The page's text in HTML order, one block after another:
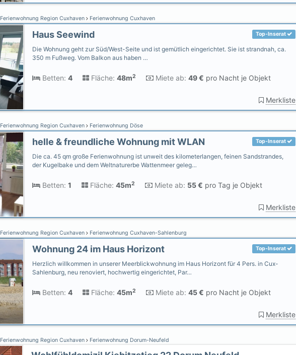
Ferienwohnung Region Cuxhaven Ferienwohnung Cuxhaven
Top-Inserat
Haus Seewind
Die Wohnung geht zur Süd/West-Seite und ist gemütlich eingerichtet. Sie ist strandnah, ca.
350 m Fußweg. Vom Balkon aus haben …
Betten: 4 Fläche: 48m2 Miete ab: 49 € pro Nacht je Objekt
Merkliste
Ferienwohnung Region Cuxhaven Ferienwohnung Döse
Top-Inserat
helle & freundliche Wohnung mit WLAN
Die ca. 45 qm große Ferienwohnung ist unweit des kilometerlangen, feinen Sandstrandes,
der Kugelbake und dem Weltnaturerbe Wattenmeer geleg…
Betten: 1 Fläche: 45m2 Miete ab: 55 € pro Tag je Objekt
Merkliste
Ferienwohnung Region Cuxhaven Ferienwohnung Cuxhaven-Sahlenburg
Top-Inserat
Wohnung 24 im Haus Horizont
Herzlich willkommen in unserer Meerblickwohnung im Haus Horizont für 4 Pers. in Cux-
Sahlenburg, neu renoviert, hochwertig eingerichtet, Par…
Betten: 4 Fläche: 45m2 Miete ab: 45 € pro Nacht je Objekt
Merkliste
Ferienwohnung Region Cuxhaven Ferienwohnung Dorum-Neufeld